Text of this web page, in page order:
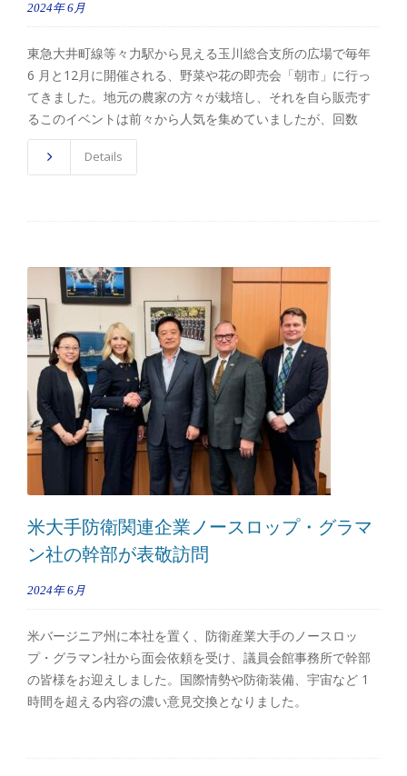
2024年 6月
東急大井町線等々力駅から見える玉川総合支所の広場で毎年
6 月と12月に開催される、野菜や花の即売会「朝市」に行っ
てきました。地元の農家の方々が栽培し、それを自ら販売す
るこのイベントは前々から人気を集めていましたが、回数
Details
米大手防衛関連企業ノースロップ・グラマ
ン社の幹部が表敬訪問
2024年 6月
米バージニア州に本社を置く、防衛産業大手のノースロッ
プ・グラマン社から面会依頼を受け、議員会館事務所で幹部
の皆様をお迎えしました。国際情勢や防衛装備、宇宙など 1
時間を超える内容の濃い意見交換となりました。